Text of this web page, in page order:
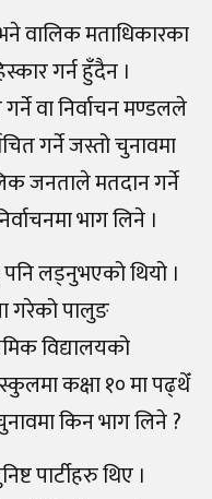
वालिक मताधिकारका
गर्न हुँदैन ।
वा निर्वाचन मण्डलले
गर्ने जस्तो चुनावमा
जनताले मतदान गर्ने
भाग लिने ।
लड्नुभएको थियो ।
गरेको पालुङ
विद्यालयको
कक्षा १० मा पढ्थेँ
किन भाग लिने ?
पार्टीहरु थिए ।